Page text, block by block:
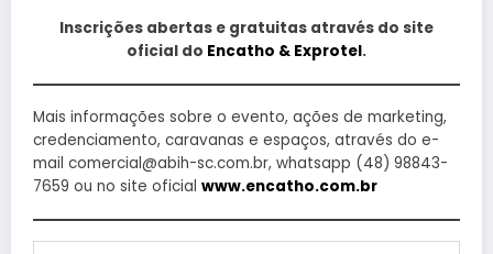
Inscrições abertas e gratuitas através do site
oficial do Encatho & Exprotel.
Mais informações sobre o evento, ações de marketing,
credenciamento, caravanas e espaços, através do e-
mail comercial@abih-sc.com.br, whatsapp (48) 98843-
7659 ou no site oficial www.encatho.com.br